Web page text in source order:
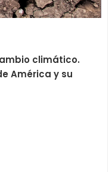
climático.
América y su